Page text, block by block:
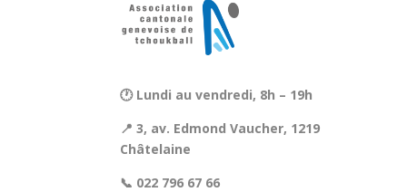
🕐 Lundi au vendredi, 8h – 19h
📍 3, av. Edmond Vaucher, 1219
Châtelaine
📞 022 796 67 66